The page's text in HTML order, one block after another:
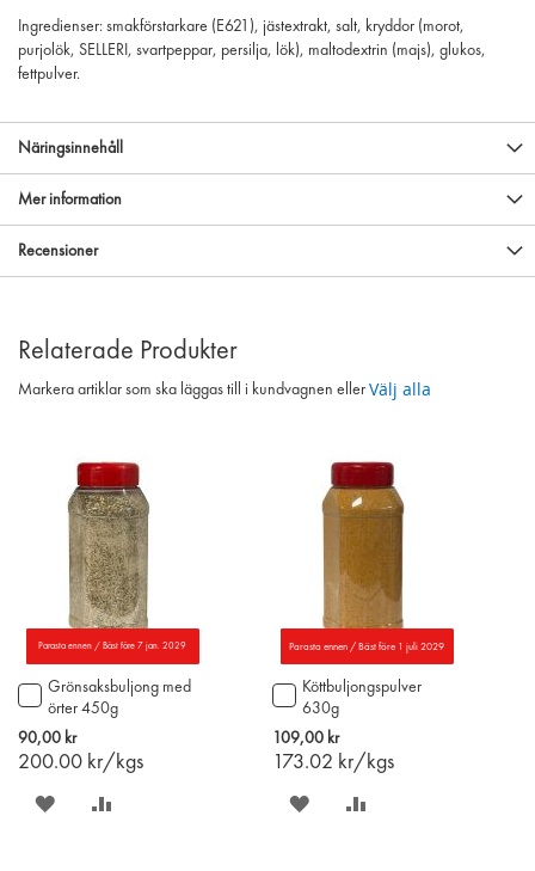
Ingredienser: smakförstarkare (E621), jästextrakt, salt, kryddor (morot,
purjolök, SELLERI, svartpeppar, persilja, lök), maltodextrin (majs), glukos,
fettpulver.
Näringsinnehåll
Mer information
Recensioner
Relaterade Produkter
Markera artiklar som ska läggas till i kundvagnen eller Välj alla
Parasta ennen / Bäst före 7 jan. 2029
Grönsaksbuljong med
örter 450g
90,00 kr
200.00 kr/kgs
Lägg
till
i
varukorgen
SPARA
Parasta ennen / Bäst före 1 juli 2029
Köttbuljongspulver
630g
109,00 kr
173.02 kr/kgs
Lägg
till
i
varukorgen
SPARA